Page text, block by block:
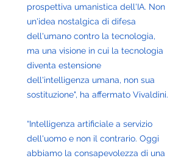
prospettiva umanistica dell'IA. Non
un'idea nostalgica di difesa
dell'umano contro la tecnologia,
ma una visione in cui la tecnologia
diventa estensione
dell'intelligenza umana, non sua
sostituzione", ha affermato Vivaldini.
“Intelligenza artificiale a servizio
dell'uomo e non il contrario. Oggi
abbiamo la consapevolezza di una